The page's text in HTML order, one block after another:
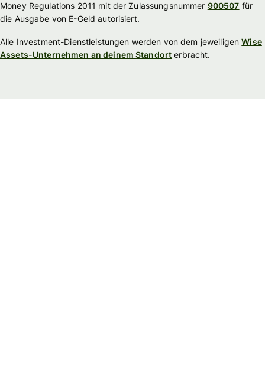
Money Regulations 2011 mit der Zulassungsnummer 900507 für
die Ausgabe von E-Geld autorisiert.
Alle Investment-Dienstleistungen werden von dem jeweiligenWise
Assets-Unternehmen an deinem Standort erbracht.